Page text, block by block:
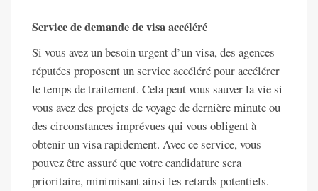
Service de demande de visa accéléré
Si vous avez un besoin urgent d’un visa, des agences
réputées proposent un service accéléré pour accélérer
le temps de traitement. Cela peut vous sauver la vie si
vous avez des projets de voyage de dernière minute ou
des circonstances imprévues qui vous obligent à
obtenir un visa rapidement. Avec ce service, vous
pouvez être assuré que votre candidature sera
prioritaire, minimisant ainsi les retards potentiels.